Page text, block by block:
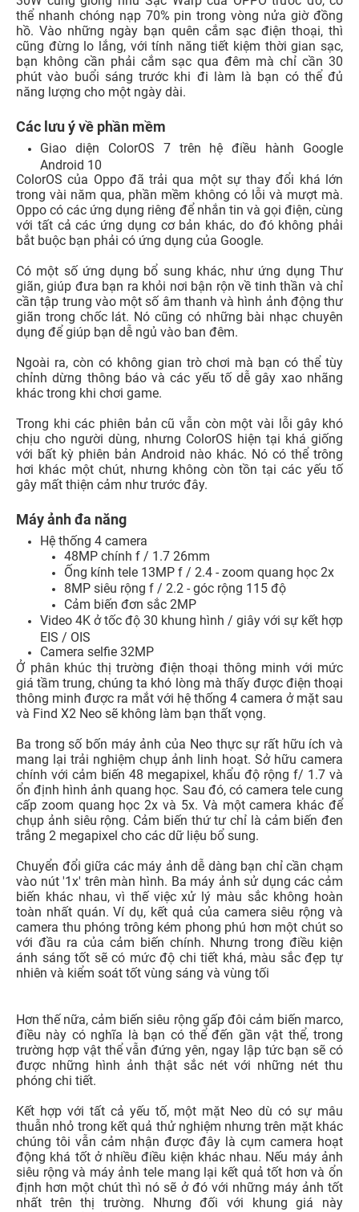
nghiệm thời lượng pin của Neo, tuy thời gian thử nghiệm
không quá dài nhưng chắc chắn thiết bị vẫn đảm bảo
được năng lượng đủ tốt giúp bạn vượt qua một ngày dài
bận rộn. Quá trình thử nghiệm của chúng tôi bao gồm
việc nhận rất nhiều email, mạng xã hội, điều đặc biệt là
chơi game và phát những video trực tuyến, và khi kết thúc
một ngày dài thì Neo vẫn tồn tại với mức 30% dung lượng
Theo các xu hướng mới nhất, pin 4.025mAh và chế độ
sạc có dây 30W không phải dung lượng lớn nhất và cũng
không phải là thời gian sạc nhanh nhất. Nhưng tính đến
thời điểm hiện tại thì Neo thực sự đủ tốt, với bộ sạc VOOC
30W cũng giống như Sạc Warp của OPPO trước đó, có
thể nhanh chóng nạp 70% pin trong vòng nửa giờ đồng
hồ. Vào những ngày bạn quên cắm sạc điện thoại, thì
cũng đừng lo lắng, với tính năng tiết kiệm thời gian sạc,
bạn không cần phải cắm sạc qua đêm mà chỉ cần 30
phút vào buổi sáng trước khi đi làm là bạn có thể đủ
năng lượng cho một ngày dài.
Các lưu ý về phần mềm
Giao diện ColorOS 7 trên hệ điều hành Google
Android 10
ColorOS của Oppo đã trải qua một sự thay đổi khá lớn
trong vài năm qua, phần mềm không có lỗi và mượt mà.
Oppo có các ứng dụng riêng để nhắn tin và gọi điện, cùng
với tất cả các ứng dụng cơ bản khác, do đó không phải
bắt buộc bạn phải có ứng dụng của Google.
Có một số ứng dụng bổ sung khác, như ứng dụng Thư
cần tập trung vào một số âm thanh và hình ảnh động thư
giãn trong chốc lát. Nó cũng có những bài nhạc chuyên
dụng để giúp bạn dễ ngủ vào ban đêm.
Ngoài ra, còn có không gian trò chơi mà bạn có thể tùy
chỉnh dừng thông báo và các yếu tố dễ gây xao nhãng
khác trong khi chơi game.
Trong khi các phiên bản cũ vẫn còn một vài lỗi gây khó
chịu cho người dùng, nhưng ColorOS hiện tại khá giống
với bất kỳ phiên bản Android nào khác. Nó có thể trông
hơi khác một chút, nhưng không còn tồn tại các yếu tố
gây mất thiện cảm như trước đây.
Máy ảnh đa năng
Hệ thống 4 camera
48MP chính f / 1.7 26mm
Ống kính tele 13MP f / 2.4 - zoom quang học 2x
8MP siêu rộng f / 2.2 - góc rộng 115 độ
Cảm biến đơn sắc 2MP
Video 4K ở tốc độ 30 khung hình / giây với sự kết hợp
Camera selfie 32MP
Ở phân khúc thị trường điện thoại thông minh với mức
giá tầm trung, chúng ta khó lòng mà thấy được điện thoại
thông minh được ra mắt với hệ thống 4 camera ở mặt sau
và Find X2 Neo sẽ không làm bạn thất vọng.
Ba trong số bốn máy ảnh của Neo thực sự rất hữu ích và
mang lại trải nghiệm chụp ảnh linh hoạt. Sở hữu camera
cấp zoom quang học 2x và 5x. Và một camera khác để
chụp ảnh siêu rộng. Cảm biến thứ tư chỉ là cảm biến đen
trắng 2 megapixel cho các dữ liệu bổ sung.
Chuyển đổi giữa các máy ảnh dễ dàng bạn chỉ cần chạm
biến khác nhau, vì thế việc xử lý màu sắc không hoàn
toàn nhất quán. Ví dụ, kết quả của camera siêu rộng và
camera thu phóng trông kém phong phú hơn một chút so
với đầu ra của cảm biến chính. Nhưng trong điều kiện
ánh sáng tốt sẽ có mức độ chi tiết khá, màu sắc đẹp tự
nhiên và kiểm soát tốt vùng sáng và vùng tối